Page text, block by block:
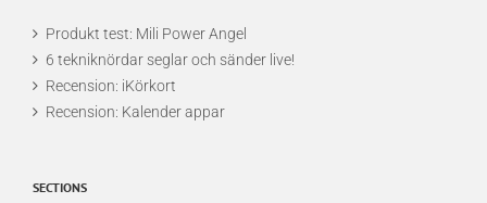
Produkt test: Mili Power Angel
6 tekniknördar seglar och sänder live!
Recension: iKörkort
Recension: Kalender appar
SECTIONS